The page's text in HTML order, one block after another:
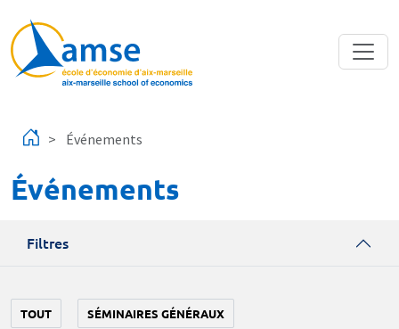
Événements
Événements
Filtres
TOUT SÉMINAIRES GÉNÉRAUX